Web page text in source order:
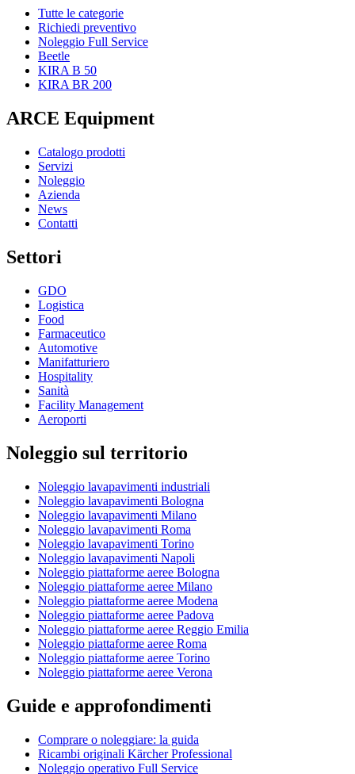
Tutte le categorie
Richiedi preventivo
Noleggio Full Service
Beetle
KIRA B 50
KIRA BR 200
ARCE Equipment
Catalogo prodotti
Servizi
Noleggio
Azienda
News
Contatti
Settori
GDO
Logistica
Food
Farmaceutico
Automotive
Manifatturiero
Hospitality
Sanità
Facility Management
Aeroporti
Noleggio sul territorio
Noleggio lavapavimenti industriali
Noleggio lavapavimenti Bologna
Noleggio lavapavimenti Milano
Noleggio lavapavimenti Roma
Noleggio lavapavimenti Torino
Noleggio lavapavimenti Napoli
Noleggio piattaforme aeree Bologna
Noleggio piattaforme aeree Milano
Noleggio piattaforme aeree Modena
Noleggio piattaforme aeree Padova
Noleggio piattaforme aeree Reggio Emilia
Noleggio piattaforme aeree Roma
Noleggio piattaforme aeree Torino
Noleggio piattaforme aeree Verona
Guide e approfondimenti
Comprare o noleggiare: la guida
Ricambi originali Kärcher Professional
Noleggio operativo Full Service